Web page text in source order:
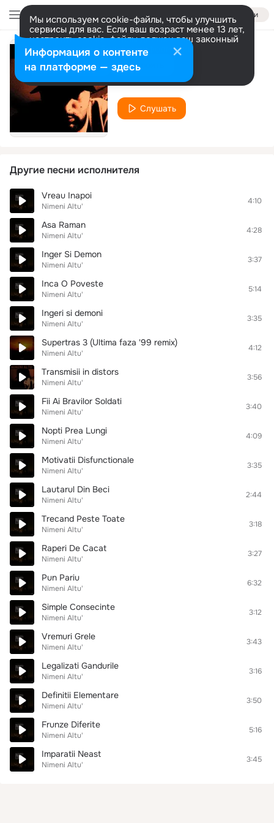
Войти
Мы используем cookie-файлы, чтобы улучшить
сервисы для вас. Если ваш возраст менее 13 лет,
настроить cookie-файлы должен ваш законный
представитель. Больше информации
Разрешить все Настроить
Propria cale
Nimeni Altu'
Слушать
Другие песни исполнителя
Vreau Inapoi
Nimeni Altu'
4:10
Asa Raman
Nimeni Altu'
4:28
Inger Si Demon
Nimeni Altu'
3:37
Inca O Poveste
Nimeni Altu'
5:14
Ingeri si demoni
Nimeni Altu'
3:35
Supertras 3 (Ultima faza '99 remix)
Nimeni Altu'
4:12
Transmisii in distors
Nimeni Altu'
3:56
Fii Ai Bravilor Soldati
Nimeni Altu'
3:40
Nopti Prea Lungi
Nimeni Altu'
4:09
Motivatii Disfunctionale
Nimeni Altu'
3:35
Lautarul Din Beci
Nimeni Altu'
2:44
Trecand Peste Toate
Nimeni Altu'
3:18
Raperi De Cacat
Nimeni Altu'
3:27
Pun Pariu
Nimeni Altu'
6:32
Simple Consecinte
Nimeni Altu'
3:12
Vremuri Grele
Nimeni Altu'
3:43
Legalizati Gandurile
Nimeni Altu'
3:16
Definitii Elementare
Nimeni Altu'
3:50
Frunze Diferite
Nimeni Altu'
5:16
Imparatii Neast
Nimeni Altu'
3:45
Информация о контенте
на платформе — здесь